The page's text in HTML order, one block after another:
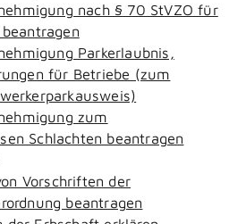
nach § 70 StVZO für
Parkerlaubnis,
für Betriebe (zum
zum
Schlachten beantragen
Vorschriften der
beantragen